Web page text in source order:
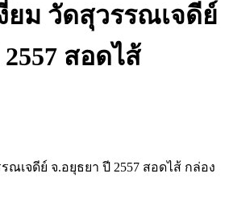
ยม วัดสุวรรณเจดีย์
สอดไส้
ณเจดีย์ จ.อยุธยา ปี 2557 สอดไส้ กล่อง